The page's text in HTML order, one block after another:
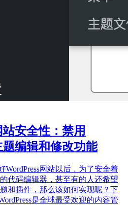
安全性：禁用
编辑和修改功能
网站以后，为了安全着
代码编辑器，甚至有的人还希望
和插件，那么该如何实现呢？下
是全球最受欢迎的内容管